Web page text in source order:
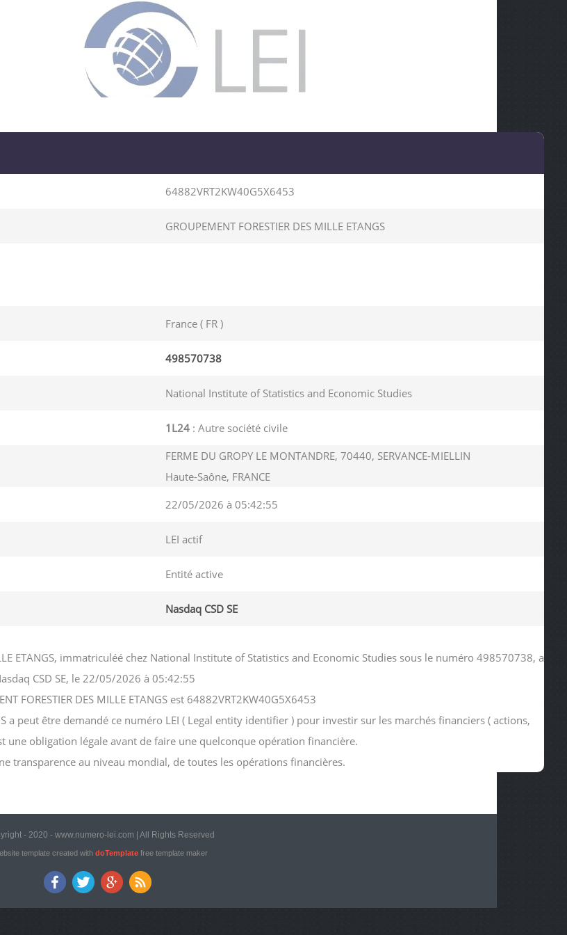
64882VRT2KW40G5X6453
GROUPEMENT FORESTIER DES MILLE ETANGS
France ( FR )
498570738
National Institute of Statistics and Economic Studies
1L24: Autre société civile
FERME DU GROPY LE MONTANDRE, 70440, SERVANCE-MIELLIN
Haute-Saône, FRANCE
22/05/2026 à 05:42:55
LEI actif
Entité active
Nasdaq CSD SE
ETANGS, immatriculéé chez National Institute of Statistics and Economic Studies sous le numéro 498570738, a
CSD SE, le 22/05/2026 à 05:42:55
FORESTIER DES MILLE ETANGS est 64882VRT2KW40G5X6453
a peut être demandé ce numéro LEI ( Legal entity identifier ) pour investir sur les marchés financiers ( actions,
une obligation légale avant de faire une quelconque opération financière.
transparence au niveau mondial, de toutes les opérations financières.
- 2020 - www.numero-lei.com | All Rights Reserved
template created with doTemplatefree template maker